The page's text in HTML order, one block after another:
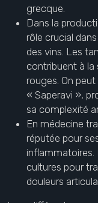
grecque.
Dans la
rôle crucial
des vins. Les
contribuent à
rouges. On
« Saperavi »,
sa complexité
En médecine
réputée pour
inflammatoires.
cultures pour
douleurs